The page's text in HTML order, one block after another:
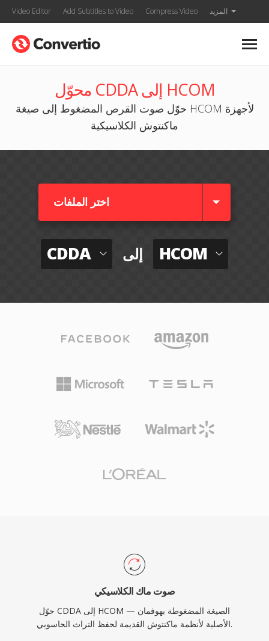
Video Editor Add Subtitles to Video Compress Video المزيد
محوّل CDDA إلى HCOM
حوّل صوت القرص المضغوط إلى صيغة HCOM لأجهزة
ماكنتوش الكلاسيكية
اختر الملفات
CDDA إلى HCOM
صوت ماك الكلاسيكي
حوّل CDDA إلى HCOM — الصيغة المضغوطة بهوفمان
الأصلية لأنظمة ماكنتوش القديمة لحفظ التراث الحاسوبي.